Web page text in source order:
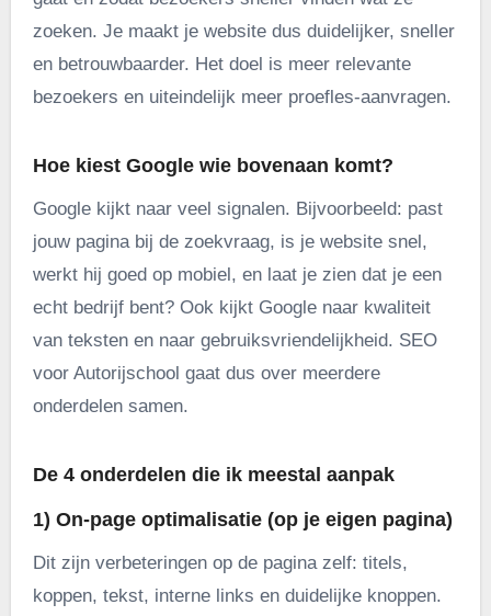
zoeken. Je maakt je website dus duidelijker, sneller
en betrouwbaarder. Het doel is meer relevante
bezoekers en uiteindelijk meer proefles-aanvragen.
Hoe kiest Google wie bovenaan komt?
Google kijkt naar veel signalen. Bijvoorbeeld: past
jouw pagina bij de zoekvraag, is je website snel,
werkt hij goed op mobiel, en laat je zien dat je een
echt bedrijf bent? Ook kijkt Google naar kwaliteit
van teksten en naar gebruiksvriendelijkheid. SEO
voor Autorijschool gaat dus over meerdere
onderdelen samen.
De 4 onderdelen die ik meestal aanpak
1) On-page optimalisatie (op je eigen pagina)
Dit zijn verbeteringen op de pagina zelf: titels,
koppen, tekst, interne links en duidelijke knoppen.